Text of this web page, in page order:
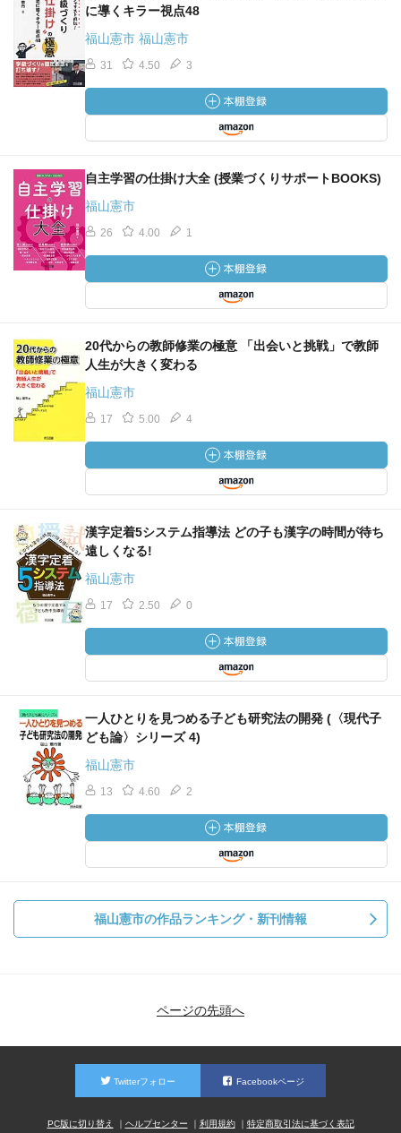
に導くキラー視点48
福山憲市 福山憲市
31 4.50 3
自主学習の仕掛け大全 (授業づくりサポートBOOKS)
福山憲市
26 4.00 1
20代からの教師修業の極意 「出会いと挑戦」で教師
人生が大きく変わる
福山憲市
17 5.00 4
漢字定着5システム指導法 どの子も漢字の時間が待ち
遠しくなる!
福山憲市
17 2.50 0
一人ひとりを見つめる子ども研究法の開発 (〈現代子
ども論〉シリーズ 4)
福山憲市
13 4.60 2
福山憲市の作品ランキング・新刊情報
ページの先頭へ
Twitterフォロー Facebookページ
PC版に切り替え ヘルプセンター 利用規約 特定商取引法に基づく表記